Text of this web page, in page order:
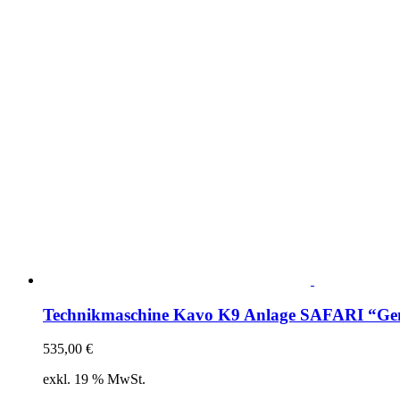
Technikmaschine Kavo K9 Anlage SAFARI
535,00 €
exkl. 19 % MwSt.